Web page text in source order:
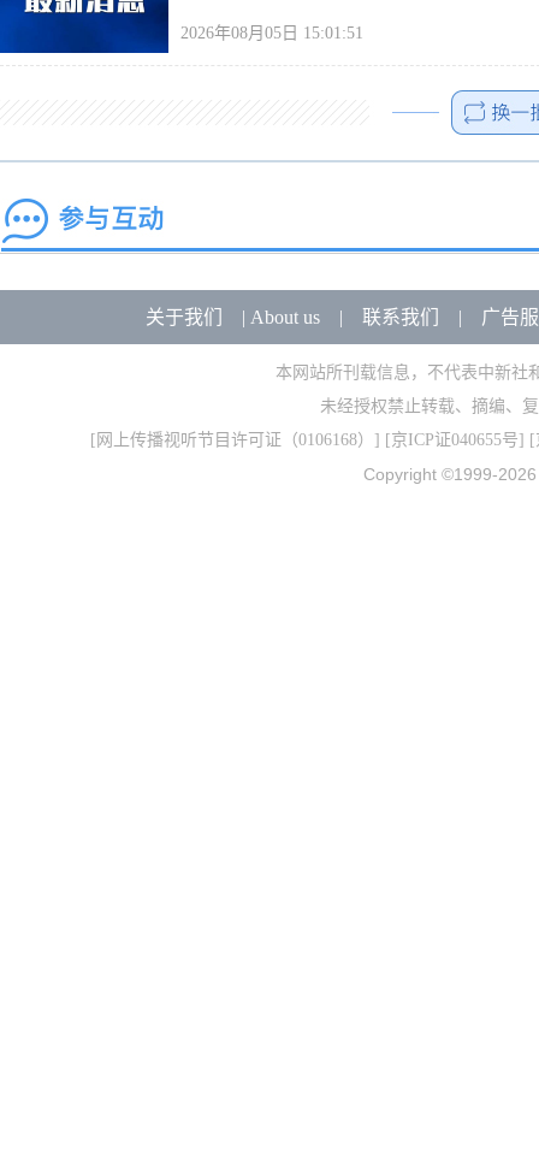
2026年08月05日 15:01:51
关于我们 | About us| 联系我们 | 广告
本网站所刊载信息，不代表中新社
未经授权禁止转载、摘编、
[ 网上传播视听节目许可证（0106168） ] [京ICP证040655号] [
Copyright ©1999-